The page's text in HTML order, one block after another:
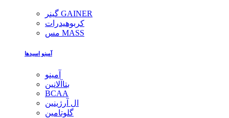
گینر GAINER
کربوهیدرات
مس MASS
آمینو اسیدها
آمینو
بتاآلانین
BCAA
ال آرژینین
گلوتامین